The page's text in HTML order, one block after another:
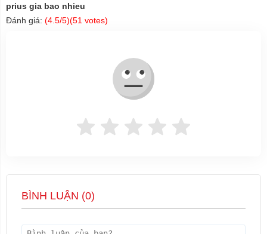
prius gia bao nhieu
Đánh giá: (4.5/5)(51 votes)
BÌNH LUẬN (0)